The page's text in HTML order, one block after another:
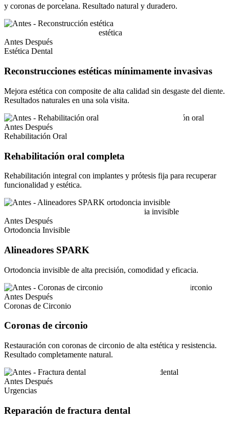
y coronas de porcelana. Resultado natural y duradero.
Antes Después
Estética Dental
Reconstrucciones estéticas mínimamente invasivas
Mejora estética con composite de alta calidad sin desgaste del diente.
Resultados naturales en una sola visita.
Antes Después
Rehabilitación Oral
Rehabilitación oral completa
Rehabilitación integral con implantes y prótesis fija para recuperar
funcionalidad y estética.
Antes Después
Ortodoncia Invisible
Alineadores SPARK
Ortodoncia invisible de alta precisión, comodidad y eficacia.
Antes Después
Coronas de Circonio
Coronas de circonio
Restauración con coronas de circonio de alta estética y resistencia.
Resultado completamente natural.
Antes Después
Urgencias
Reparación de fractura dental